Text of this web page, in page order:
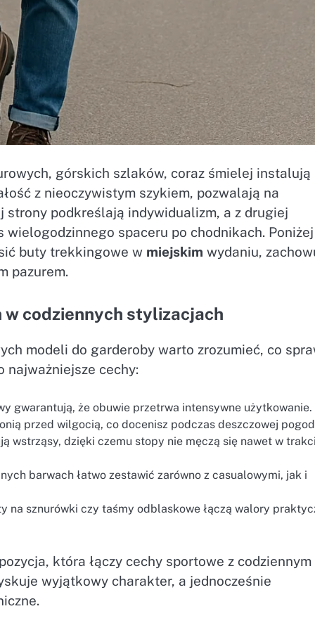
górskich szlaków, coraz śmielej instalują
z nieoczywistym szykiem, pozwalają na
podkreślają indywidualizm, a z drugiej
wielogodzinnego spaceru po chodnikach. Poniżej
buty trekkingowe w miejskim wydaniu,
pazurem.
codziennych stylizacjach
modeli do garderoby warto zrozumieć, co
najważniejsze cechy:
gwarantują, że obuwie przetrwa intensywne użytkowanie.
przed wilgocią, co docenisz podczas deszczowej
wstrząsy, dzięki czemu stopy nie męczą się nawet w
barwach łatwo zestawić zarówno z casualowymi, jak i
na sznurówki czy taśmy odblaskowe łączą walory
która łączy cechy sportowe z codziennym
wyjątkowy charakter, a jednocześnie